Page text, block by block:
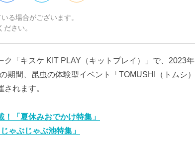
る場合がございます。
さい。
ク「キスケ KIT PLAY（キットプレイ）」で、2023年
期間、昆虫の体験型イベント「TOMUSHI（トムシ）
れます。
「夏休みおでかけ特集」
ゃぶじゃぶ池特集」